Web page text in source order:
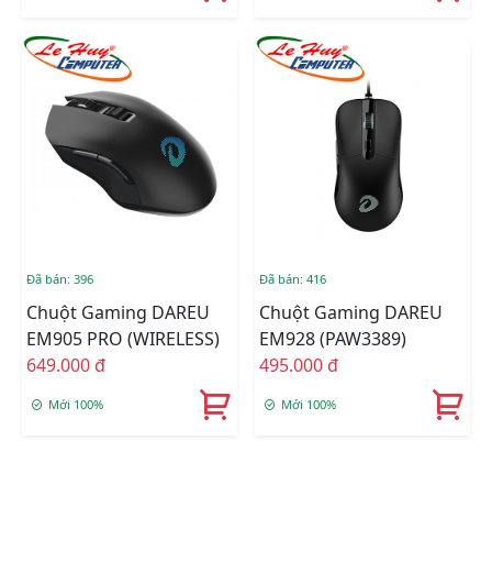
Đã bán: 396
Chuột Gaming DAREU
EM905 PRO (WIRELESS)
649.000 đ
Mới 100%
Đã bán: 416
Chuột Gaming DAREU
EM928 (PAW3389)
495.000 đ
Mới 100%